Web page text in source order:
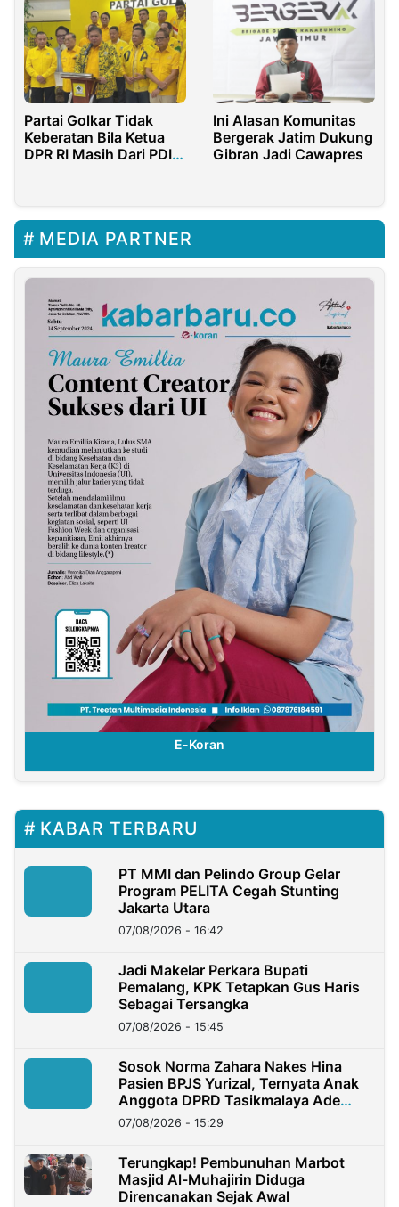
Partai Golkar Tidak
Keberatan Bila Ketua
DPR RI Masih Dari PDI
Ini Alasan Komunitas
Bergerak Jatim Dukung
Gibran Jadi Cawapres
MEDIA PARTNER
E-Koran
KABAR TERBARU
PT MMI dan Pelindo Group Gelar
Program PELITA Cegah Stunting
Jakarta Utara
07/08/2026 - 16:42
Jadi Makelar Perkara Bupati
Pemalang, KPK Tetapkan Gus Haris
Sebagai Tersangka
07/08/2026 - 15:45
Sosok Norma Zahara Nakes Hina
Pasien BPJS Yurizal, Ternyata Anak
Anggota DPRD Tasikmalaya Ade
Lukman
07/08/2026 - 15:29
Terungkap! Pembunuhan Marbot
Masjid Al-Muhajirin Diduga
Direncanakan Sejak Awal